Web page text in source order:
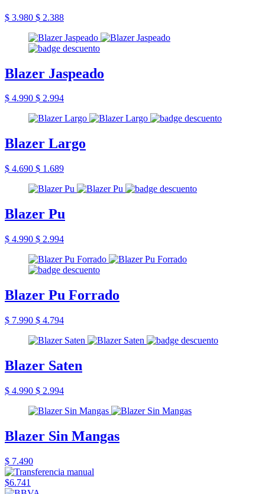
$ 3.980 $ 2.388
Blazer Jaspeado
$ 4.990 $ 2.994
Blazer Largo
$ 4.690 $ 1.689
Blazer Pu
$ 4.990 $ 2.994
Blazer Pu Forrado
$ 7.990 $ 4.794
Blazer Saten
$ 4.990 $ 2.994
Blazer Sin Mangas
$ 7.490
$6.741